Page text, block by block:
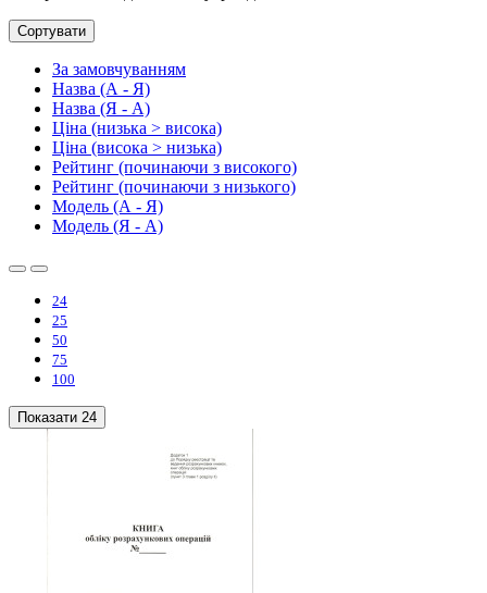
Сортувати
За замовчуванням
Назва (А - Я)
Назва (Я - А)
Ціна (низька > висока)
Ціна (висока > низька)
Рейтинг (починаючи з високого)
Рейтинг (починаючи з низького)
Модель (А - Я)
Модель (Я - А)
24
25
50
75
100
Показати 24